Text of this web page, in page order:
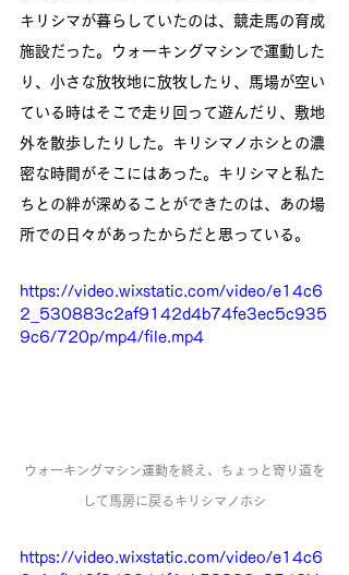
キリシマが暮らしていたのは、競走馬の育成
施設だった。ウォーキングマシンで運動した
り、小さな放牧地に放牧したり、馬場が空い
ている時はそこで走り回って遊んだり、敷地
外を散歩したりした。キリシマノホシとの濃
密な時間がそこにはあった。キリシマと私た
ちとの絆が深めることができたのは、あの場
所での日々があったからだと思っている。
https://video.wixstatic.com/video/e14c6
2_530883c2af9142d4b74fe3ec5c935
9c6/720p/mp4/file.mp4
ウォーキングマシン運動を終え、ちょっと寄り道を
して馬房に戻るキリシマノホシ
https://video.wixstatic.com/video/e14c6